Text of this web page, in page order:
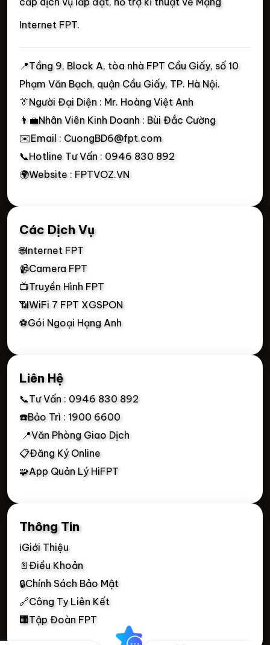
Internet FPT.
📍Tầng 9, Block A, tòa nhà FPT Cầu Giấy, số 10
Phạm Văn Bạch, quận Cầu Giấy, TP. Hà Nội.
👔Người Đại Diện : Mr. Hoàng Việt Anh
👨‍💼Nhân Viên Kinh Doanh : Bùi Đắc Cường
✉️Email : CuongBD6@fpt.com
📞Hotline Tư Vấn : 0946 830 892
🌍Website : FPTVOZ.VN
Các Dịch Vụ
🌐Internet FPT
📹Camera FPT
📺Truyền Hình FPT
📶WiFi 7 FPT XGSPON
⚽Gói Ngoại Hạng Anh
Liên Hệ
📞Tư Vấn : 0946 830 892
☎️Bảo Trì : 1900 6600
📍Văn Phòng Giao Dịch
📋Đăng Ký Online
🧩App Quản Lý HiFPT
Thông Tin
ℹ️Giới Thiệu
📄Điều Khoản
🔒Chính Sách Bảo Mật
🔗Công Ty Liên Kết
🏢Tập Đoàn FPT